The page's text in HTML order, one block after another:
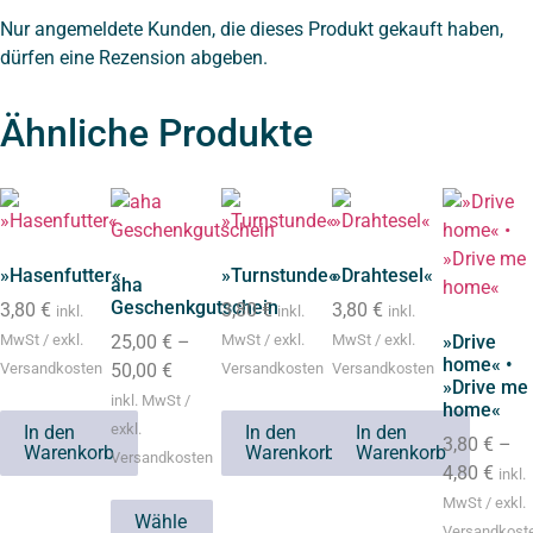
Nur angemeldete Kunden, die dieses Produkt gekauft haben,
dürfen eine Rezension abgeben.
Ähnliche Produkte
»Hasenfutter«
3,80 € inkl.
MwSt / exkl.
Versandkosten
In den
Warenkorb
aha
Geschenkgutschein
25,00 € –
50,00 €
inkl. MwSt /
exkl.
Versandkosten
Wähle
»Turnstunde«
3,80€ inkl.
MwSt / exkl.
Versandkosten
In den
Warenkorb
»Drahtesel«
3,80 € inkl.
MwSt / exkl.
Versandkosten
In den
Warenkorb
»Drive
home« •
»Drive me
home«
3,80 € –
4,80 € inkl.
MwSt / exkl.